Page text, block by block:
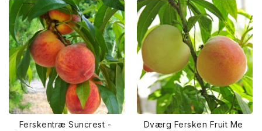
Ferskentræ Suncrest -
Dværg Fersken Fruit Me